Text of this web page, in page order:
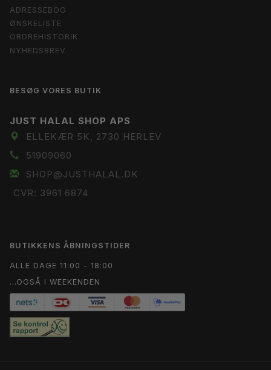
ADRESSEBOG
ØNSKELISTE
ORDREHISTORIK
NYHEDSBREV
BESØG VORES BUTIK
JUST HALAL SHOP APS
ELLEKÆR 5K, 2730 HERLEV
51909060
SHOP@JUSTHALAL.DK
CVR: 3961 6874
BUTIKKENS ÅBNINGSTIDER
ALLE DAGE 11:00 - 18:00
...OGSÅ I WEEKENDEN